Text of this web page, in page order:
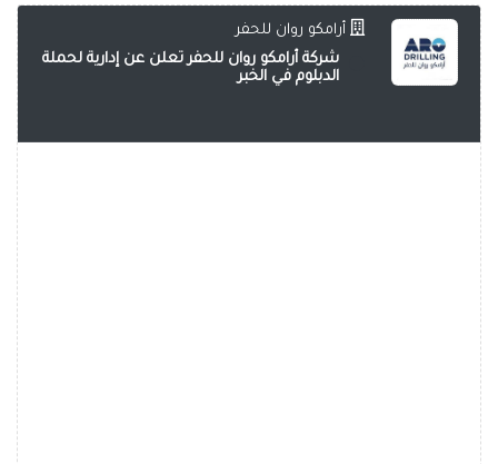
أرامكو روان للحفر
شركة أرامكو روان للحفر تعلن عن إدارية لحملة
الدبلوم في الخبر